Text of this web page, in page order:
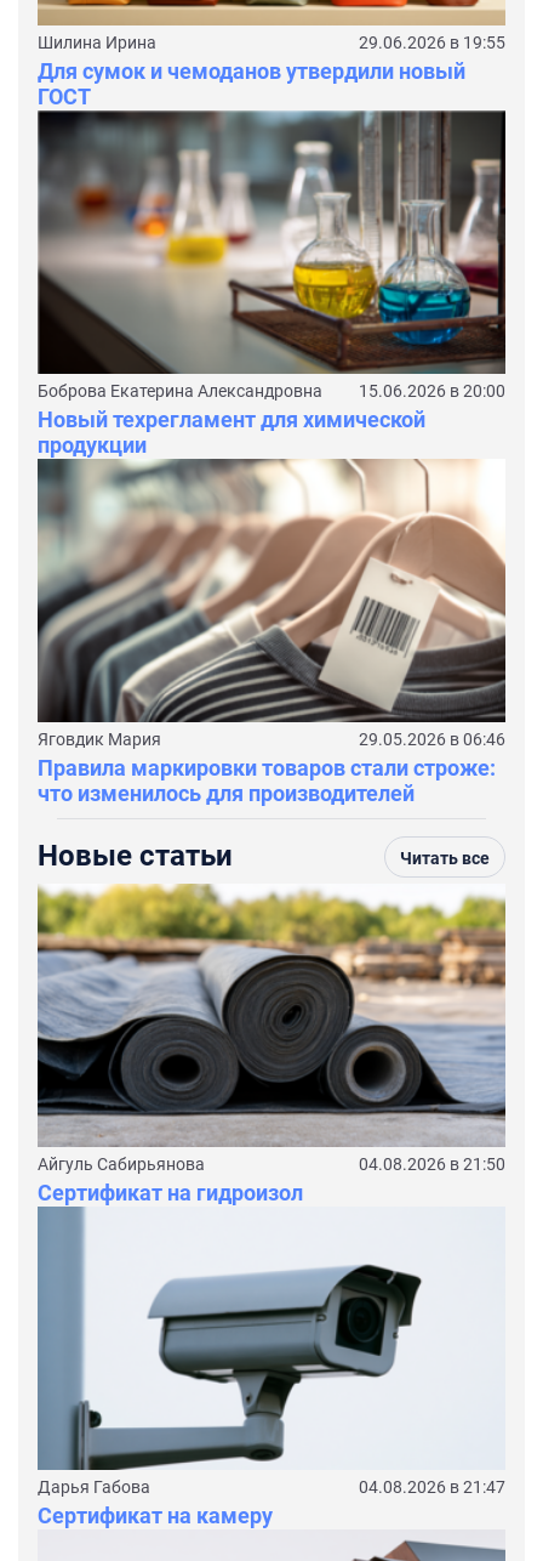
Шилина Ирина 29.06.2026 в 19:55
Для сумок и чемоданов утвердили новый
ГОСТ
Боброва Екатерина Александровна 15.06.2026 в 20:00
Новый техрегламент для химической
продукции
Яговдик Мария 29.05.2026 в 06:46
Правила маркировки товаров стали строже:
что изменилось для производителей
Новые статьи Читать все
Айгуль Сабирьянова 04.08.2026 в 21:50
Сертификат на гидроизол
Дарья Габова 04.08.2026 в 21:47
Сертификат на камеру